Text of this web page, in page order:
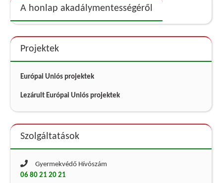
A honlap akadálymentességéről
Projektek
Európai Uniós projektek
Lezárult Európai Uniós projektek
Szolgáltatások
Gyermekvédő Hívószám
06 80 21 20 21